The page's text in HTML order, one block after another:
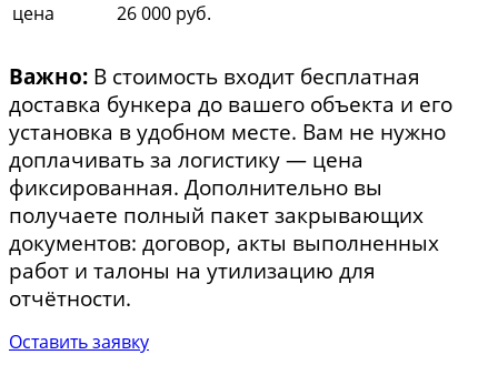
цена 26 000 руб.
Важно: В стоимость входит бесплатная
доставка бункера до вашего объекта и его
установка в удобном месте. Вам не нужно
доплачивать за логистику — цена
фиксированная. Дополнительно вы
получаете полный пакет закрывающих
документов: договор, акты выполненных
работ и талоны на утилизацию для
отчётности.
Оставить заявку